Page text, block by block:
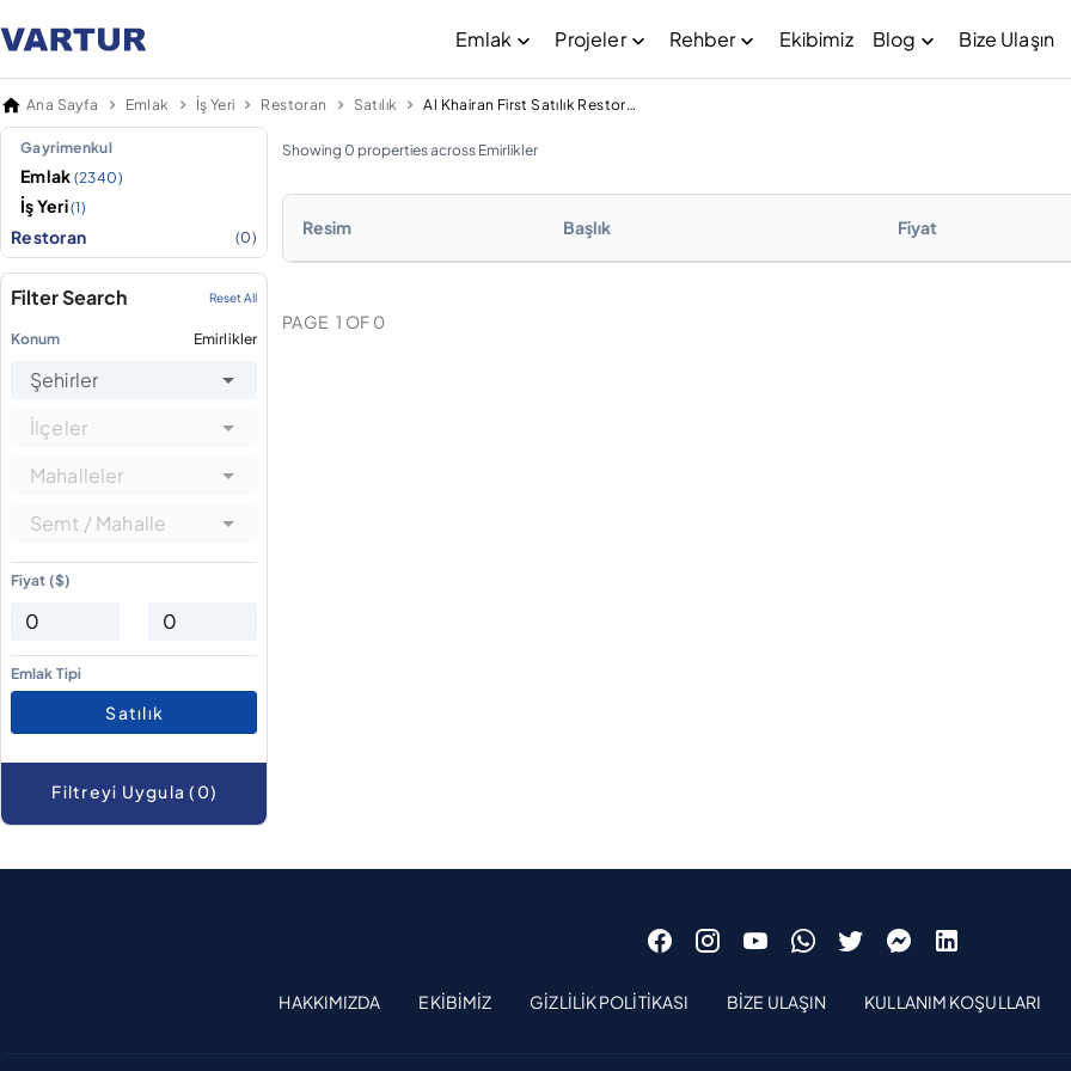
Emlak Projeler Rehber Ekibimiz Blog Bize Ulaşın
Ana Sayfa Emlak İş Yeri Restoran Satılık Al Khairan First Satılık Restoran
Gayrimenkul
Emlak (2340)
İş Yeri(1)
Restoran (0)
Filter Search Reset All
Konum Emirlikler
Şehirler
İlçeler
Mahalleler
Semt / Mahalle
Fiyat ($)
Emlak Tipi
Satılık
Filtreyi Uygula (0)
Showing 0 properties across Emirlikler
Resim Başlık Fiyat
PAGE 1 OF 0
HAKKIMIZDA EKIBIMIZ GIZLILIK POLITIKASI BIZE ULAŞIN KULLANIM KOŞULLARI